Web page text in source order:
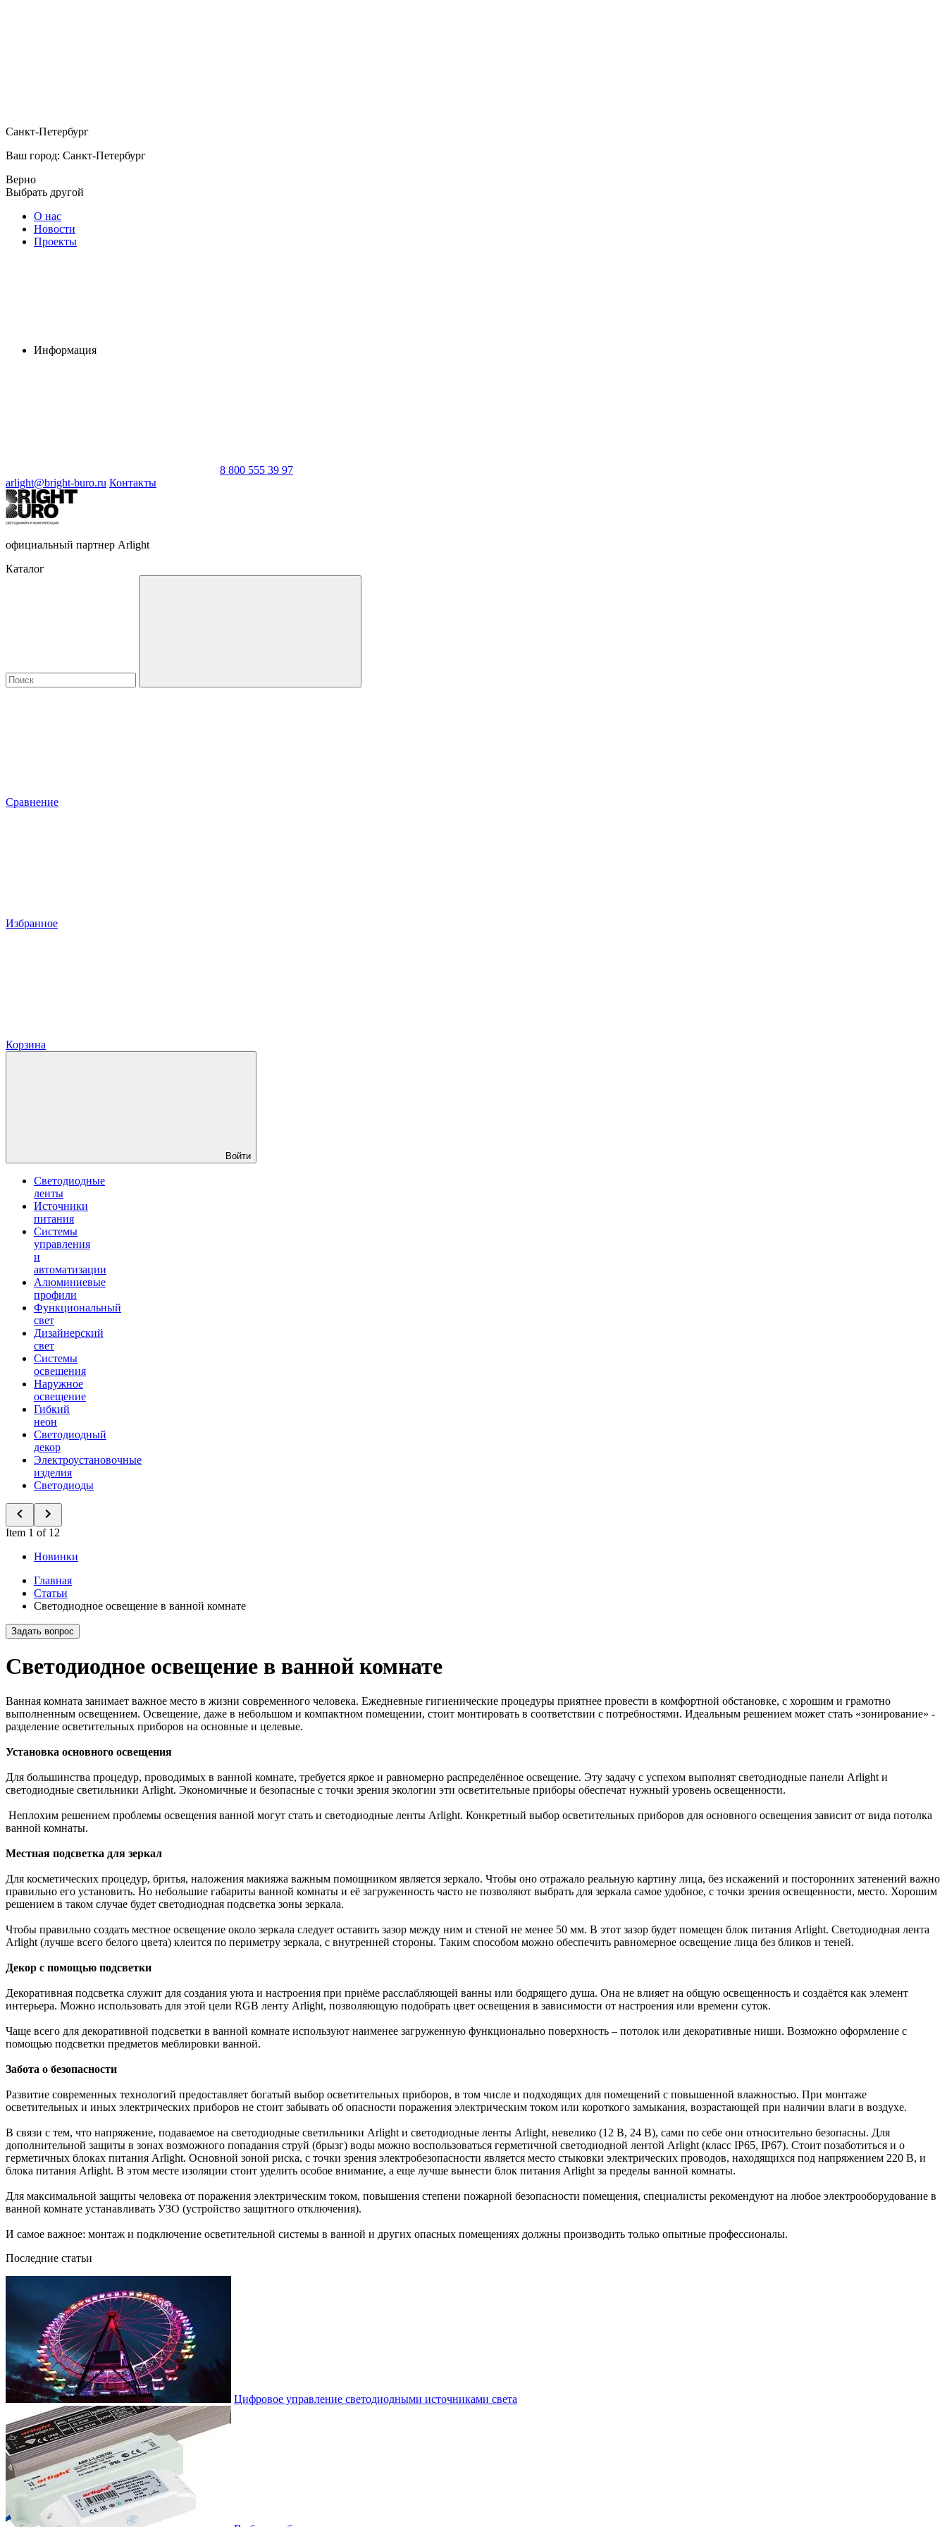
Санкт-Петербург
Ваш город: Санкт-Петербург
Верно
Выбрать другой
О нас
Новости
Проекты
Информация
8 800 555 39 97
arlight@bright-buro.ru Контакты
официальный партнер Arlight
Каталог
Сравнение
Избранное
Корзина
Войти
Светодиодные
ленты
Источники
питания
Системы
управления
и
автоматизации
Алюминиевые
профили
Функциональный
свет
Дизайнерский
свет
Системы
освещения
Наружное
освещение
Гибкий
неон
Светодиодный
декор
Электроустановочные
изделия
Светодиоды
Item 1 of 12
Новинки
Главная
Статьи
Светодиодное освещение в ванной комнате
Задать вопрос
Светодиодное освещение в ванной комнате
Ванная комната занимает важное место в жизни современного человека. Ежедневные гигиенические процедуры приятнее провести в комфортной обстановке, с хорошим и грамотно
выполненным освещением. Освещение, даже в небольшом и компактном помещении, стоит монтировать в соответствии с потребностями. Идеальным решением может стать «зонирование» -
разделение осветительных приборов на основные и целевые.
Установка основного освещения
Для большинства процедур, проводимых в ванной комнате, требуется яркое и равномерно распределённое освещение. Эту задачу с успехом выполнят светодиодные панели Arlight и
светодиодные светильники Arlight. Экономичные и безопасные с точки зрения экологии эти осветительные приборы обеспечат нужный уровень освещенности.
Неплохим решением проблемы освещения ванной могут стать и светодиодные ленты Arlight. Конкретный выбор осветительных приборов для основного освещения зависит от вида потолка
ванной комнаты.
Местная подсветка для зеркал
Для косметических процедур, бритья, наложения макияжа важным помощником является зеркало. Чтобы оно отражало реальную картину лица, без искажений и посторонних затенений важно
правильно его установить. Но небольшие габариты ванной комнаты и её загруженность часто не позволяют выбрать для зеркала самое удобное, с точки зрения освещенности, место. Хорошим
решением в таком случае будет светодиодная подсветка зоны зеркала.
Чтобы правильно создать местное освещение около зеркала следует оставить зазор между ним и стеной не менее 50 мм. В этот зазор будет помещен блок питания Arlight. Светодиодная лента
Arlight (лучше всего белого цвета) клеится по периметру зеркала, с внутренней стороны. Таким способом можно обеспечить равномерное освещение лица без бликов и теней.
Декор с помощью подсветки
Декоративная подсветка служит для создания уюта и настроения при приёме расслабляющей ванны или бодрящего душа. Она не влияет на общую освещенность и создаётся как элемент
интерьера. Можно использовать для этой цели RGB ленту Arlight, позволяющую подобрать цвет освещения в зависимости от настроения или времени суток.
Чаще всего для декоративной подсветки в ванной комнате используют наименее загруженную функционально поверхность – потолок или декоративные ниши. Возможно оформление с
помощью подсветки предметов меблировки ванной.
Забота о безопасности
Развитие современных технологий предоставляет богатый выбор осветительных приборов, в том числе и подходящих для помещений с повышенной влажностью. При монтаже
осветительных и иных электрических приборов не стоит забывать об опасности поражения электрическим током или короткого замыкания, возрастающей при наличии влаги в воздухе.
В связи с тем, что напряжение, подаваемое на светодиодные светильники Arlight и светодиодные ленты Arlight, невелико (12 В, 24 В), сами по себе они относительно безопасны. Для
дополнительной защиты в зонах возможного попадания струй (брызг) воды можно воспользоваться герметичной светодиодной лентой Arlight (класс IP65, IP67). Стоит позаботиться и о
герметичных блоках питания Arlight. Основной зоной риска, с точки зрения электробезопасности является место стыковки электрических проводов, находящихся под напряжением 220 В, и
блока питания Arlight. В этом месте изоляции стоит уделить особое внимание, а еще лучше вынести блок питания Arlight за пределы ванной комнаты.
Для максимальной защиты человека от поражения электрическим током, повышения степени пожарной безопасности помещения, специалисты рекомендуют на любое электрооборудование в
ванной комнате устанавливать УЗО (устройство защитного отключения).
И самое важное: монтаж и подключение осветительной системы в ванной и других опасных помещениях должны производить только опытные профессионалы.
Последние статьи
Цифровое управление светодиодными источниками света